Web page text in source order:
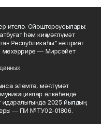
ителә. Ойоштороусылары:
һәм киң мәғлүмәт
Республикаһы" нәшриәт
мөхәррире — Мирсәйет
элемтә, мәғлүмәт
өлкәһендә
2025 йылдың
— ПИ №ТУ02-01806.